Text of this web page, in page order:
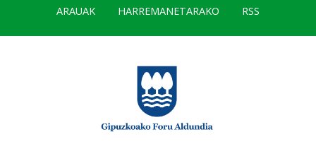
ARAUAK
HARREMANETARAKO RSS